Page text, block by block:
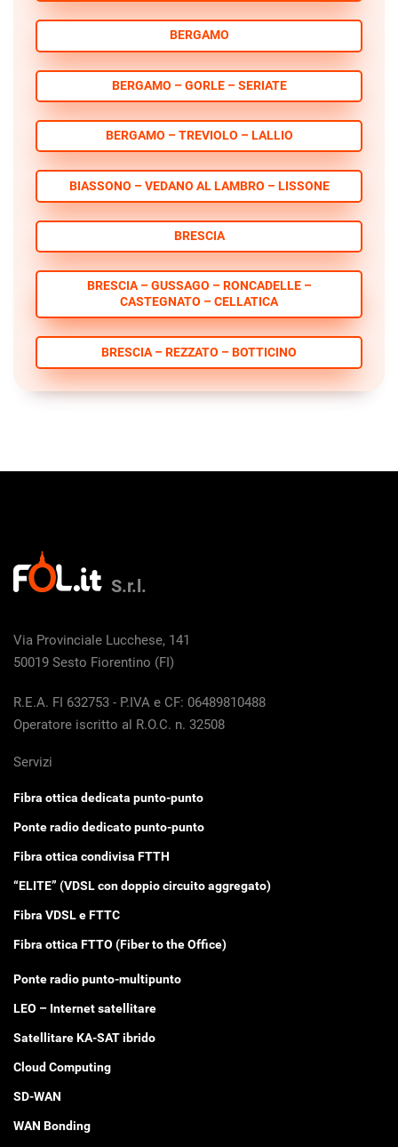
BERGAMO
BERGAMO – GORLE – SERIATE
BERGAMO – TREVIOLO – LALLIO
BIASSONO – VEDANO AL LAMBRO – LISSONE
BRESCIA
BRESCIA – GUSSAGO – RONCADELLE –
CASTEGNATO – CELLATICA
BRESCIA – REZZATO – BOTTICINO
S.r.l.
Via Provinciale Lucchese, 141
50019 Sesto Fiorentino (FI)
R.E.A. FI 632753 - P.IVA e CF: 06489810488
Operatore iscritto al R.O.C. n. 32508
Servizi
Fibra ottica dedicata punto-punto
Ponte radio dedicato punto-punto
Fibra ottica condivisa FTTH
“ELITE” (VDSL con doppio circuito aggregato)
Fibra VDSL e FTTC
Fibra ottica FTTO (Fiber to the Office)
Ponte radio punto-multipunto
LEO – Internet satellitare
Satellitare KA-SAT ibrido
Cloud Computing
SD-WAN
WAN Bonding